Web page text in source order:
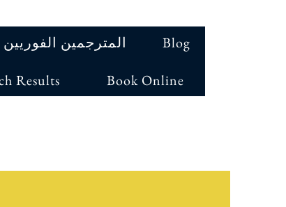
المترجمين Blog
Results Book Online